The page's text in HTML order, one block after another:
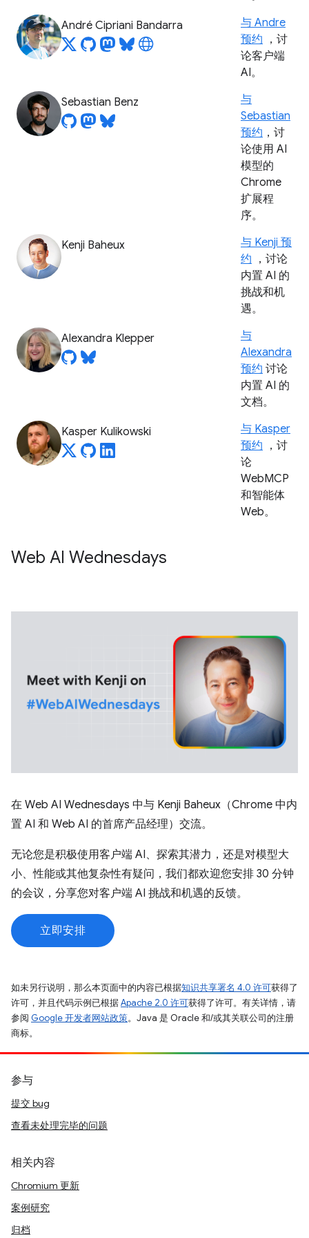
André Cipriani Bandarra
与 Andre
预约 ，讨
论客户端
AI。
Sebastian Benz
与
Sebastian
预约 ，讨
论使用 AI
模型的
Chrome
扩展程
序。
Kenji Baheux
与 Kenji 预
约 ，讨论
内置 AI 的
挑战和机
遇。
Alexandra Klepper
与
Alexandra
预约 讨论
内置 AI 的
文档。
Kasper Kulikowski
与 Kasper
预约 ，讨
论
WebMCP
和智能体
Web。
Web AI Wednesdays
在 Web AI Wednesdays 中与 Kenji Baheux（Chrome 中内
置 AI 和 Web AI 的首席产品经理）交流。
无论您是积极使用客户端 AI、探索其潜力，还是对模型大
小、性能或其他复杂性有疑问，我们都欢迎您安排 30 分钟
的会议，分享您对客户端 AI 挑战和机遇的反馈。
立即安排
如未另行说明，那么本页面中的内容已根据知识共享署名 4.0 许可获得了
许可，并且代码示例已根据Apache 2.0 许可获得了许可。有关详情，请
参阅 Google 开发者网站政策。Java 是 Oracle 和/或其关联公司的注册
商标。
参与
提交 bug
查看未处理完毕的问题
相关内容
Chromium 更新
案例研究
归档